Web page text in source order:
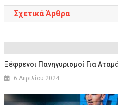
Σχετικά Άρθρα
Ξέφρενοι Πανηγυρισμοί Για
6 Απριλίου 2024